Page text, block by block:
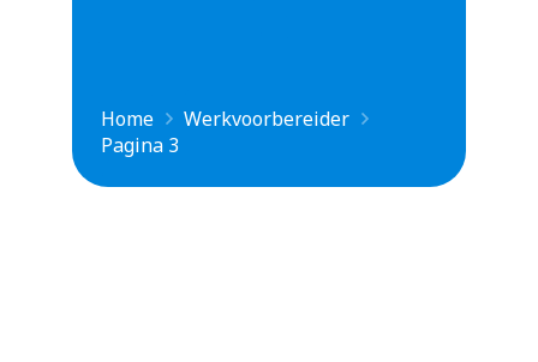
Home
Werkvoorbereider
Pagina 3